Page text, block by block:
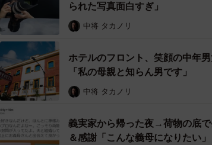
半年前だし名前書いてないから晒すと
駅にこの手作りのしおりが落ちててね
今思い出したわ。 pic.twitter.com/
られた写真面白すぎ」
中将 タカノリ
ホテルのフロント、笑顔の中年
「私の母親と知らん男です」
中将 タカノリ
義実家から帰った夜→荷物の底
＆感謝「こんな義母になりたい」